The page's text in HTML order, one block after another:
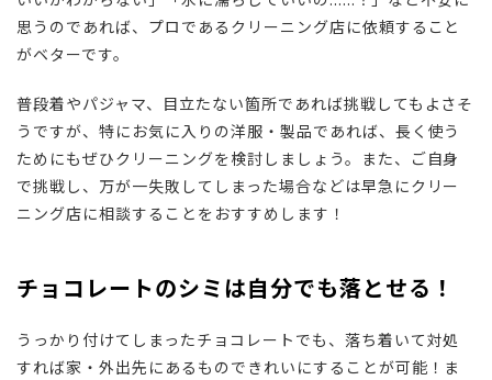
思うのであれば、プロであるクリーニング店に依頼すること
がベターです。
普段着やパジャマ、目立たない箇所であれば挑戦してもよさそ
うですが、特にお気に入りの洋服・製品であれば、長く使う
ためにもぜひクリーニングを検討しましょう。また、ご自身
で挑戦し、万が一失敗してしまった場合などは早急にクリー
ニング店に相談することをおすすめします！
チョコレートのシミは自分でも落とせる！
うっかり付けてしまったチョコレートでも、落ち着いて対処
すれば家・外出先にあるものできれいにすることが可能！ま